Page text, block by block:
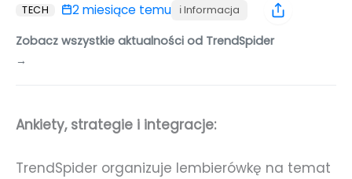
TECH 2 miesiące temu ℹ️ Informacja
Zobacz wszystkie aktualności od TrendSpider
→
Ankiety, strategie i integracje:
TrendSpider organizuje lembierówkę na temat